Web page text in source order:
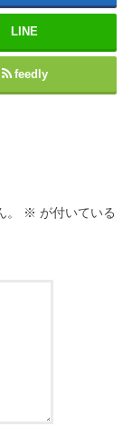
LINE
feedly
※ が付いている